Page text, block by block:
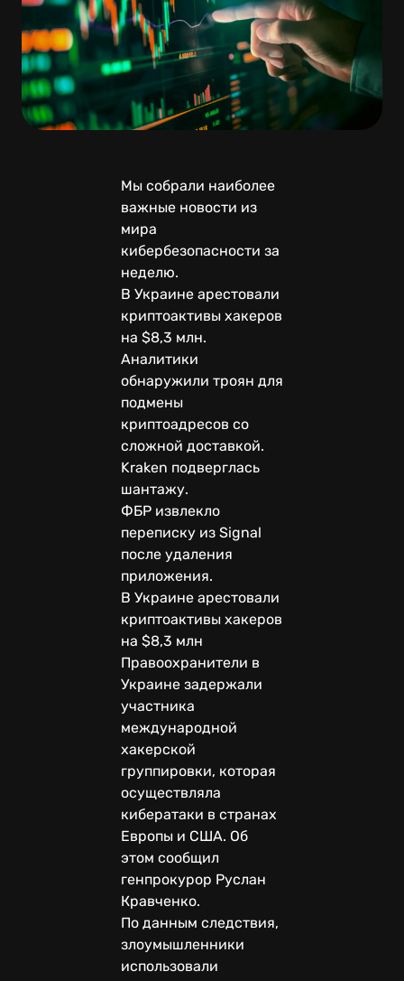
Мы собрали наиболее
важные новости из
мира
кибербезопасности за
неделю.
В Украине арестовали
криптоактивы хакеров
на $8,3 млн.
Аналитики
обнаружили троян для
подмены
криптоадресов со
сложной доставкой.
Kraken подверглась
шантажу.
ФБР извлекло
переписку из Signal
после удаления
приложения.
В Украине арестовали
криптоактивы хакеров
на $8,3 млн
Правоохранители в
Украине задержали
участника
международной
хакерской
группировки, которая
осуществляла
кибератаки в странах
Европы и США. Об
этом сообщил
генпрокурор Руслан
Кравченко.
По данным следствия,
злоумышленники
использовали